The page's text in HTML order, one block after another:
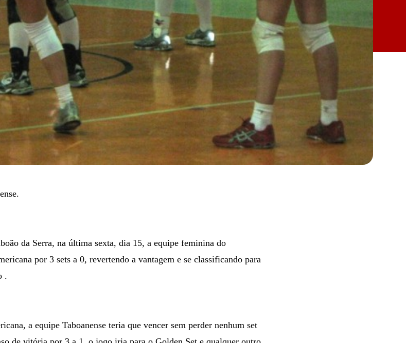
da Serra, na última sexta, dia 15, a equipe feminina do
por 3 sets a 0, revertendo a vantagem e se classificando para
.
a equipe Taboanense teria que vencer sem perder nenhum set